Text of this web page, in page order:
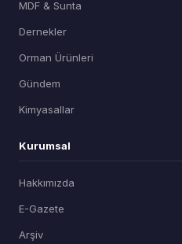
MDF & Sunta
Dernekler
Orman Ürünleri
Gündem
Kimyasallar
Kurumsal
Hakkımızda
E-Gazete
Arşiv